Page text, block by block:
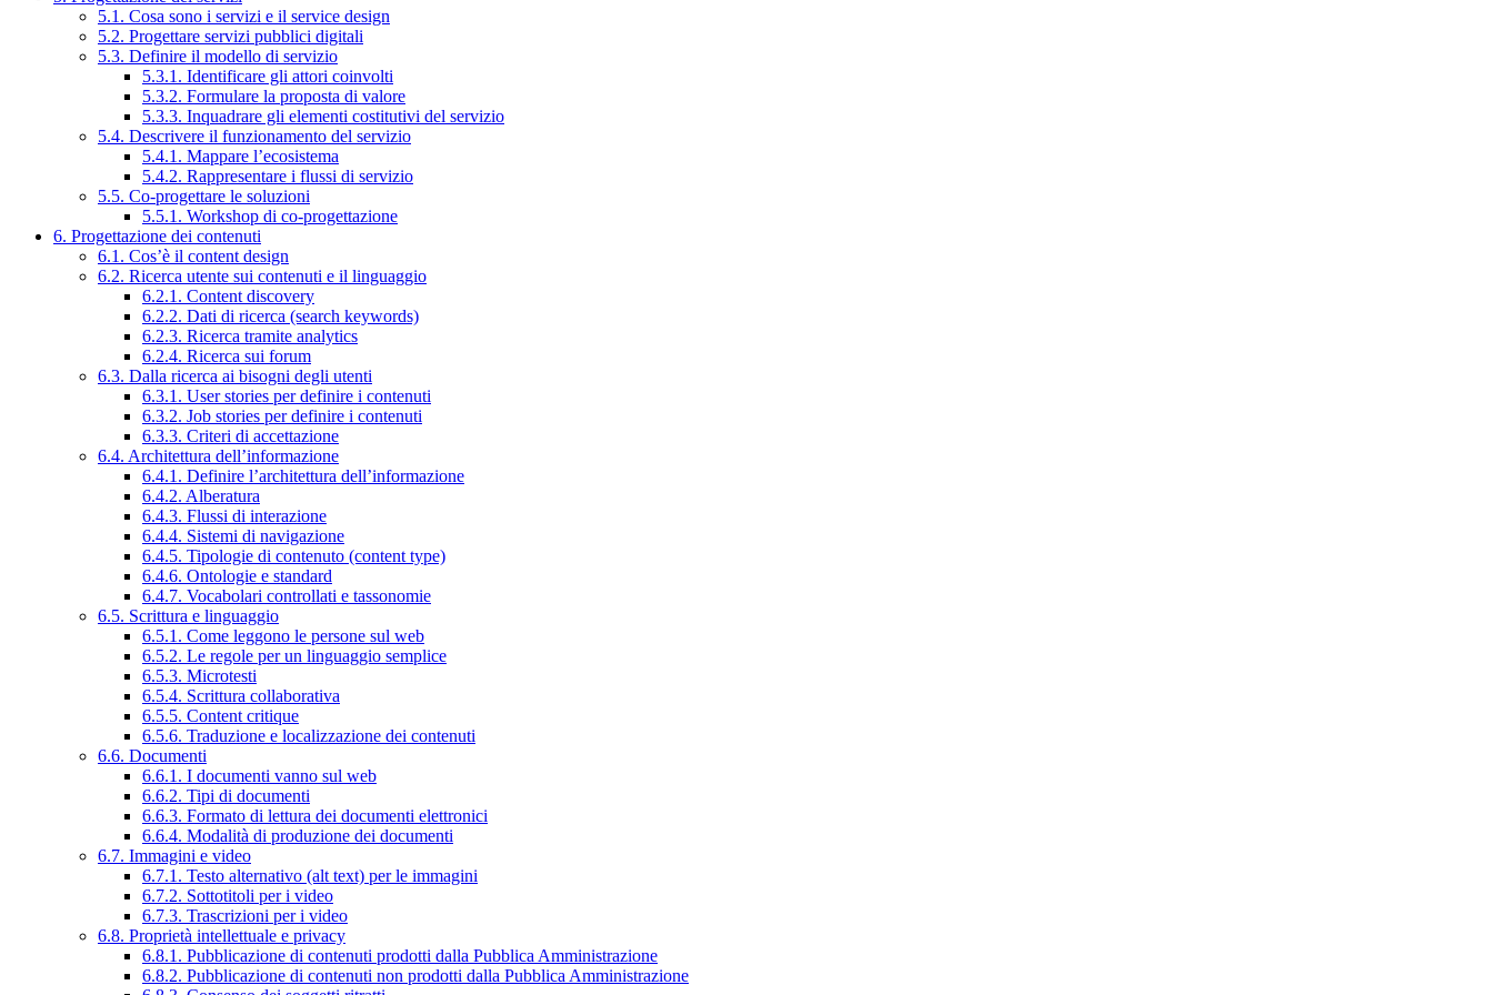
5.1. Cosa sono i servizi e il service design
5.2. Progettare servizi pubblici digitali
5.3. Definire il modello di servizio
5.3.1. Identificare gli attori coinvolti
5.3.2. Formulare la proposta di valore
5.3.3. Inquadrare gli elementi costitutivi del servizio
5.4. Descrivere il funzionamento del servizio
5.4.1. Mappare l’ecosistema
5.4.2. Rappresentare i flussi di servizio
5.5. Co-progettare le soluzioni
5.5.1. Workshop di co-progettazione
6. Progettazione dei contenuti
6.1. Cos’è il content design
6.2. Ricerca utente sui contenuti e il linguaggio
6.2.1. Content discovery
6.2.2. Dati di ricerca (search keywords)
6.2.3. Ricerca tramite analytics
6.2.4. Ricerca sui forum
6.3. Dalla ricerca ai bisogni degli utenti
6.3.1. User stories per definire i contenuti
6.3.2. Job stories per definire i contenuti
6.3.3. Criteri di accettazione
6.4. Architettura dell’informazione
6.4.1. Definire l’architettura dell’informazione
6.4.2. Alberatura
6.4.3. Flussi di interazione
6.4.4. Sistemi di navigazione
6.4.5. Tipologie di contenuto (content type)
6.4.6. Ontologie e standard
6.4.7. Vocabolari controllati e tassonomie
6.5. Scrittura e linguaggio
6.5.1. Come leggono le persone sul web
6.5.2. Le regole per un linguaggio semplice
6.5.3. Microtesti
6.5.4. Scrittura collaborativa
6.5.5. Content critique
6.5.6. Traduzione e localizzazione dei contenuti
6.6. Documenti
6.6.1. I documenti vanno sul web
6.6.2. Tipi di documenti
6.6.3. Formato di lettura dei documenti elettronici
6.6.4. Modalità di produzione dei documenti
6.7. Immagini e video
6.7.1. Testo alternativo (alt text) per le immagini
6.7.2. Sottotitoli per i video
6.7.3. Trascrizioni per i video
6.8. Proprietà intellettuale e privacy
6.8.1. Pubblicazione di contenuti prodotti dalla Pubblica Amministrazione
6.8.2. Pubblicazione di contenuti non prodotti dalla Pubblica Amministrazione